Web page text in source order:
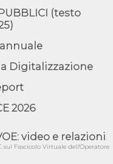
Giunta Regionale della
elenchi professionisti
di fattibilità da
2026: procedimenti
equivale ad
(testo
annuale
Digitalizzazione
2026
video e relazioni
Fascicolo Virtuale dell'Operatore